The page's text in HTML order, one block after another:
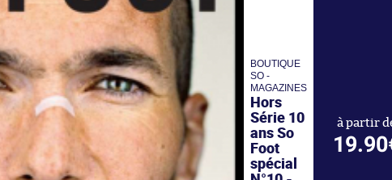
BOUTIQUE
SO -
MAGAZINES
Hors
Série 10
ans So
Foot
spécial
à partir